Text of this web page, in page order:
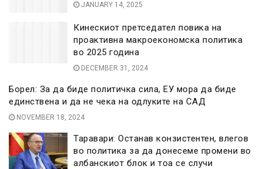
JANUARY 14, 2025
Кинескиот претседател повика на
проактивна макроекономска политика
во 2025 година
DECEMBER 31, 2024
Борел: За да биде политичка сила, ЕУ мора да биде
единствена и да не чека на одлуките на САД
NOVEMBER 18, 2024
Таравари: Останав конзистентен, влегов
во политика за да донесеме промени во
албанскиот блок и тоа се случи